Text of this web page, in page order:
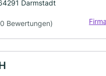
Darmstadt
Bewertungen)